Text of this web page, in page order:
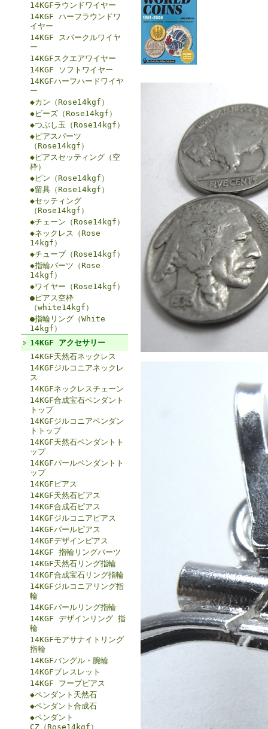
14KGFラウンドワイヤー
14KGF ハーフラウンドワ
イヤー
14KGF スパークルワイヤ
ー
14KGFスクエアワイヤー
14KGF ソフトワイヤー
14KGFハーフハードワイヤ
ー
◆カン（Rose14kgf）
◆ビーズ（Rose14kgf）
◆つぶし玉（Rose14kgf）
◆ピアスパーツ
（Rose14kgf）
◆ピアスセッティング（空
枠）
◆ピン（Rose14kgf）
◆留具（Rose14kgf）
◆セッティング
（Rose14kgf）
◆チェーン（Rose14kgf）
◆ネックレス（Rose
14kgf）
◆チューブ（Rose14kgf）
◆指輪パーツ（Rose
14kgf）
◆ワイヤー（Rose14kgf）
●ピアス空枠
（white14kgf）
●指輪リング（White
14kgf）
14KGF アクセサリー
14KGF天然石ネックレス
14KGFジルコニアネックレ
ス
14KGFネックレスチェーン
14KGF合成宝石ペンダント
トップ
14KGFジルコニアペンダン
トトップ
14KGF天然石ペンダントト
ップ
14KGFパールペンダントト
ップ
14KGFピアス
14KGF天然石ピアス
14KGF合成石ピアス
14KGFジルコニアピアス
14KGFパールピアス
14KGFデザインピアス
14KGF 指輪リングパーツ
14KGF天然石リング指輪
14KGF合成宝石リング指輪
14KGFジルコニアリング指
輪
14KGFパールリング指輪
14KGF デザインリング 指
輪
14KGFモアサナイトリング
指輪
14KGFバングル・腕輪
14KGFブレスレット
14KGF フープピアス
◆ペンダント天然石
◆ペンダント合成石
◆ペンダント
CZ（Rose14kgf）